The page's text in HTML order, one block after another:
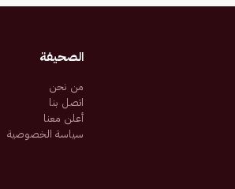
الصحيفة
من نحن
اتصل بنا
أعلن معنا
سياسة الخصوصية